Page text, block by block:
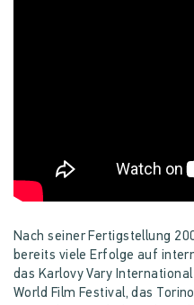
Nach seiner Fertigstellung
bereits viele Erfolge auf
das Karlovy Vary
World Film Festival, das